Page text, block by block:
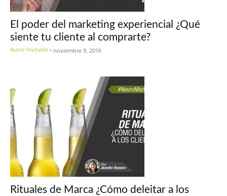
El poder del marketing experiencial ¿Qué
siente tu cliente al comprarte?
Autor Invitado - noviembre 9, 2016
Rituales de Marca ¿Cómo deleitar a los